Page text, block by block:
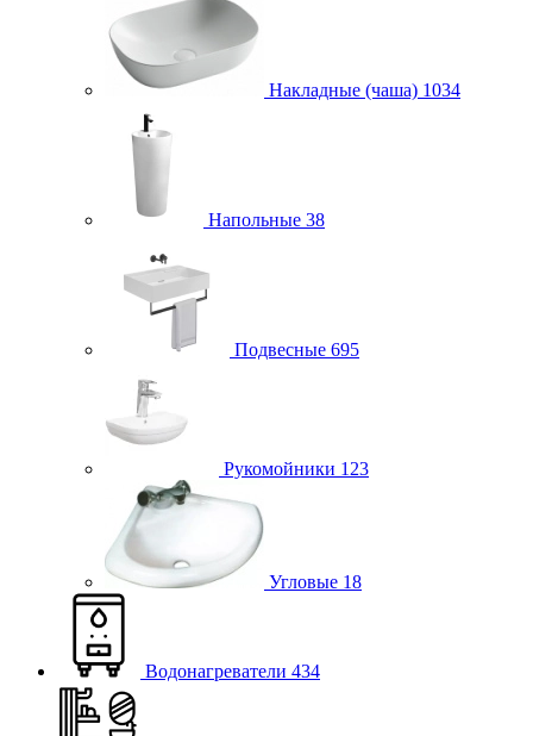
Накладные (чаша) 1034
Напольные 38
Подвесные 695
Рукомойники 123
Угловые 18
Водонагреватели 434